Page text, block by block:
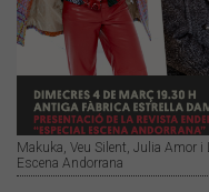
Makuka, Veu Silent, Julia Amor i
Escena Andorrana